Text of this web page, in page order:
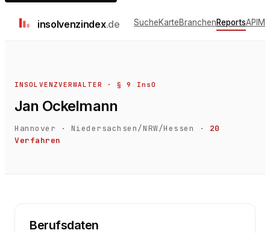
insolvenzindex.de SucheKarteBranchenReportsAPI
INSOLVENZVERWALTER · § 9 InsO
Jan Ockelmann
Hannover · Niedersachsen/NRW/Hessen ·
20
Verfahren
Berufsdaten